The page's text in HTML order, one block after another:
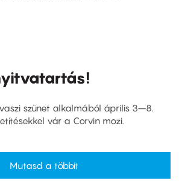
szünet alkalmából április 3–8.
vár a Corvin mozi.
Mutasd a többit